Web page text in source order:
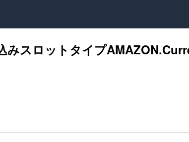
みスロットタイプ